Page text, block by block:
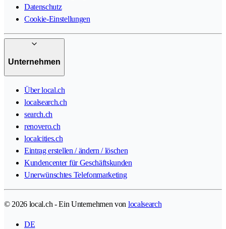
Datenschutz
Cookie-Einstellungen
Unternehmen
Über local.ch
localsearch.ch
search.ch
renovero.ch
localcities.ch
Eintrag erstellen / ändern / löschen
Kundencenter für Geschäftskunden
Unerwünschtes Telefonmarketing
© 2026 local.ch - Ein Unternehmen von localsearch
DE